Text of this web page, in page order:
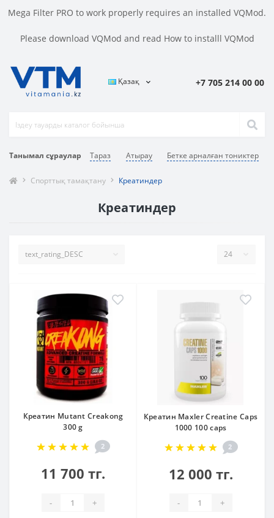
Mega Filter PRO to work properly requires an installed VQMod.
Please download VQMod and read How to installl VQMod
Танымал сұраулар Тараз Атырау Бетке арналған тониктер
Қазақ +7 705 214 00 00
Спорттық тамақтану Креатиндер
Креатиндер
Креатин Mutant Creakong
300 g
2
11 700 тг.
- +
Креатин Maxler Creatine Caps
1000 100 caps
2
12 000 тг.
- +